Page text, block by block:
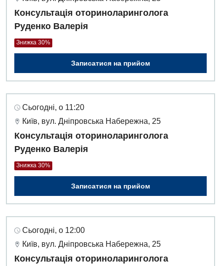
Консультація оториноларинголога
Руденко Валерія
Знижка 30%
Записатися на прийом
Сьогодні, о 11:20
Київ, вул. Дніпровська Набережна, 25
Консультація оториноларинголога
Руденко Валерія
Знижка 30%
Записатися на прийом
Сьогодні, о 12:00
Київ, вул. Дніпровська Набережна, 25
Консультація оториноларинголога